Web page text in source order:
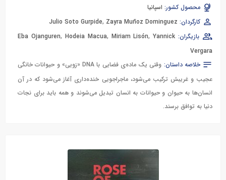
محصول کشور: اسپانیا
کارگردان:
Julio Soto Gurpide, Zayra Muñoz Dominguez
بازیگران:
Eba Ojanguren, Hodeia Macua, Miriam Lisón,Yannick
Vergara
خلاصه داستان:
وقتی یک ماده‌ی فضایی با DNA «زویی» و حیوانات خانگی
عجیب و غریبش ترکیب می‌شود، ماجراجویی خنده‌داری آغاز می‌شود که در آن
انسان‌ها به حیوان و حیوانات به انسان تبدیل می‌شوند و همه باید برای نجات
دنیا به توافق برسند.